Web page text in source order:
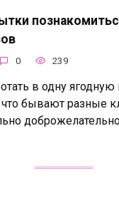
0 239
в одну
что бывают разные